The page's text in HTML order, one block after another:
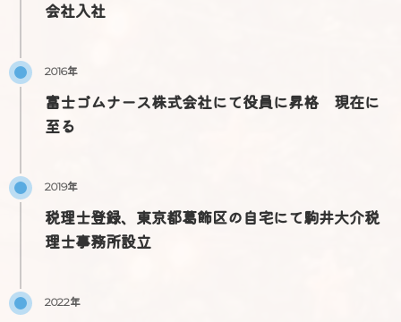
会社入社
2016年
富士ゴムナース株式会社にて役員に昇格 現在に
至る
2019年
税理士登録、東京都葛飾区の自宅にて駒井大介税
理士事務所設立
2022年